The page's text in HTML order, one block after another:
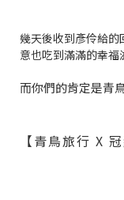
幾天後收到彥伶給
意也吃到滿滿的幸福
而你們的肯定是青
【青鳥旅行 X